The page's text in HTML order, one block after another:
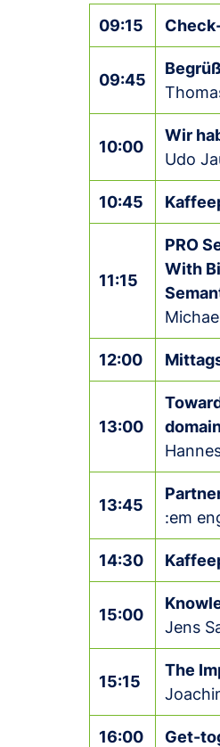
09:15
09:45
10:00
Wir
Udo
10:45
11:15
PRO
With
12:00
13:00
13:45
:em
14:30
15:00
Jens
15:15
The
16:00 Get-